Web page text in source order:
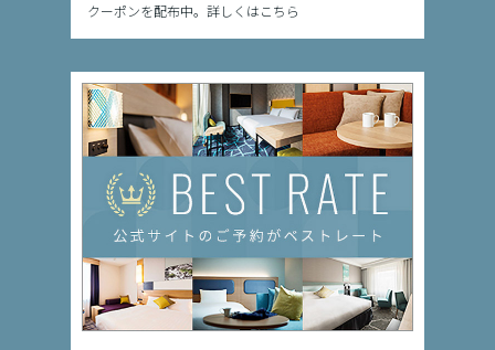
クーポンを配布中。詳しくはこちら